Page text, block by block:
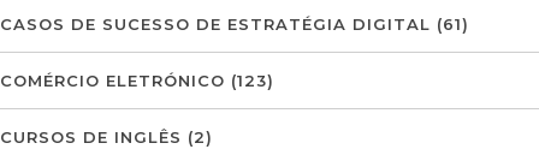
CASOS DE SUCESSO DE ESTRATÉGIA DIGITAL (61)
COMÉRCIO ELETRÓNICO (123)
CURSOS DE INGLÊS (2)